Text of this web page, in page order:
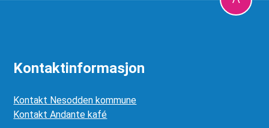
Kontaktinformasjon
Kontakt Nesodden kommune
Kontakt Andante kafé